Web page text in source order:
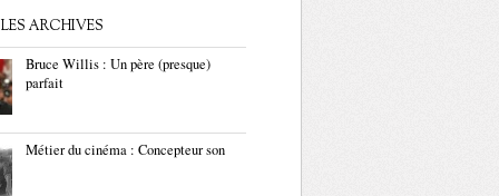
ARCHIVES
Bruce Willis : Un père (presque)
parfait
Métier du cinéma : Concepteur son